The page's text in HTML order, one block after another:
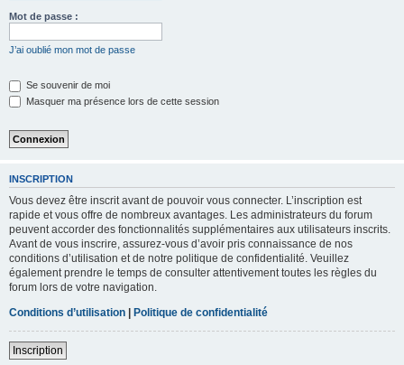
Mot de passe :
J’ai oublié mon mot de passe
Se souvenir de moi
Masquer ma présence lors de cette session
INSCRIPTION
Vous devez être inscrit avant de pouvoir vous connecter. L’inscription est
rapide et vous offre de nombreux avantages. Les administrateurs du forum
peuvent accorder des fonctionnalités supplémentaires aux utilisateurs inscrits.
Avant de vous inscrire, assurez-vous d’avoir pris connaissance de nos
conditions d’utilisation et de notre politique de confidentialité. Veuillez
également prendre le temps de consulter attentivement toutes les règles du
forum lors de votre navigation.
Conditions d’utilisation | Politique de confidentialité
Inscription